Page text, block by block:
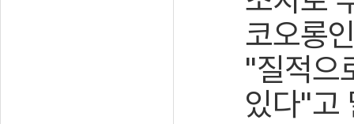
코오롱
"질적으
있다"고